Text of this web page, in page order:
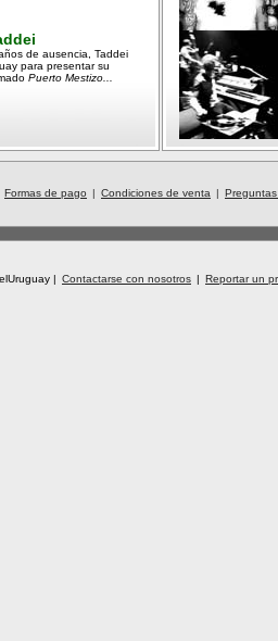
de ausencia, Taddei
para presentar su
Puerto Mestizo...
Formas de pago | Condiciones de venta |
| Contactarse con nosotros | Reportar un